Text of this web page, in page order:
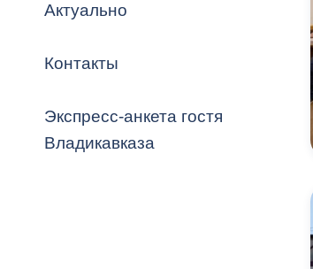
Актуально
Контакты
Экспресс-анкета гостя
Владикавказа